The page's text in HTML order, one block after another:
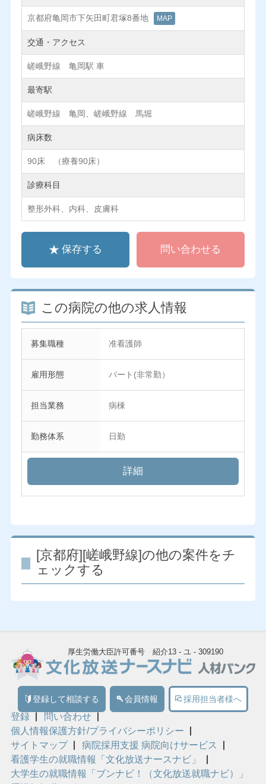
京都府亀岡市下矢田町君塚8番地 MAP
交通・アクセス
嵯峨野線 亀岡駅 車
最寄駅
嵯峨野線 亀岡、嵯峨野線 馬堀
病床数
90床 （療養90床）
診療科目
整形外科、内科、皮膚科
保存する 問い合わせる
この病院の他の求人情報
募集職種 准看護師
雇用形態 パート(非常勤）
担当業務 病棟
勤務体系 日勤
詳細
[京都府][嵯峨野線]の他の案件をチ
ェックする
厚生労働大臣許可番号 紹介13 - ユ - 309190
登録して相談する 会員情報 採用担当者様へ
登録
問い合わせ
個人情報保護方針/プライバシーポリシー
サイトマップ
病院採用支援 病院向けサービス
看護学生の就職情報「文化放送ナースナビ」
大学生の就職情報「ブンナビ！（文化放送就職ナビ）」